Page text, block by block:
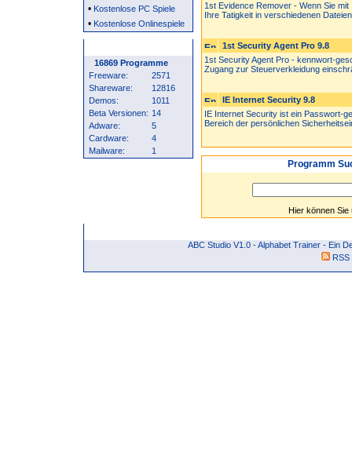
• Kostenlose PC Spiele
• Kostenlose Onlinespiele
16869 Programme
Freeware:
2571
Shareware:
12816
Demos:
1011
Beta Versionen: 14
Adware:
5
Cardware:
4
Mailware:
1
1st Evidence Remover - Wenn Sie
Ihre Tatigkeit in verschiedenen
1st Security Agent Pro 9.8
1st Security Agent Pro - kennwort-
Zugang zur Steuerverkleidung
IE Internet Security 9.8
IE Internet Security ist ein Passwort-
Bereich der persönlichen
Programm
Hier können
ABC Studio V1.0 - Alphabet Trainer - Ein